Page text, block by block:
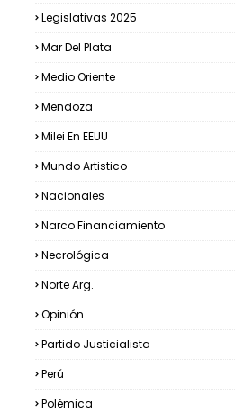
Legislativas 2025
Mar Del Plata
Medio Oriente
Mendoza
Milei En EEUU
Mundo Artistico
Nacionales
Narco Financiamiento
Necrológica
Norte Arg.
Opinión
Partido Justicialista
Perú
Polémica